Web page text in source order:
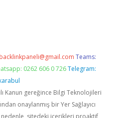
backlinkpaneli@gmail.com Teams:
0262 606 0 726 Telegram:
Kanun gereğince Bilgi Teknolojileri
onaylanmış bir Yer Sağlayıcı
sitedeki içerikleri proaktif